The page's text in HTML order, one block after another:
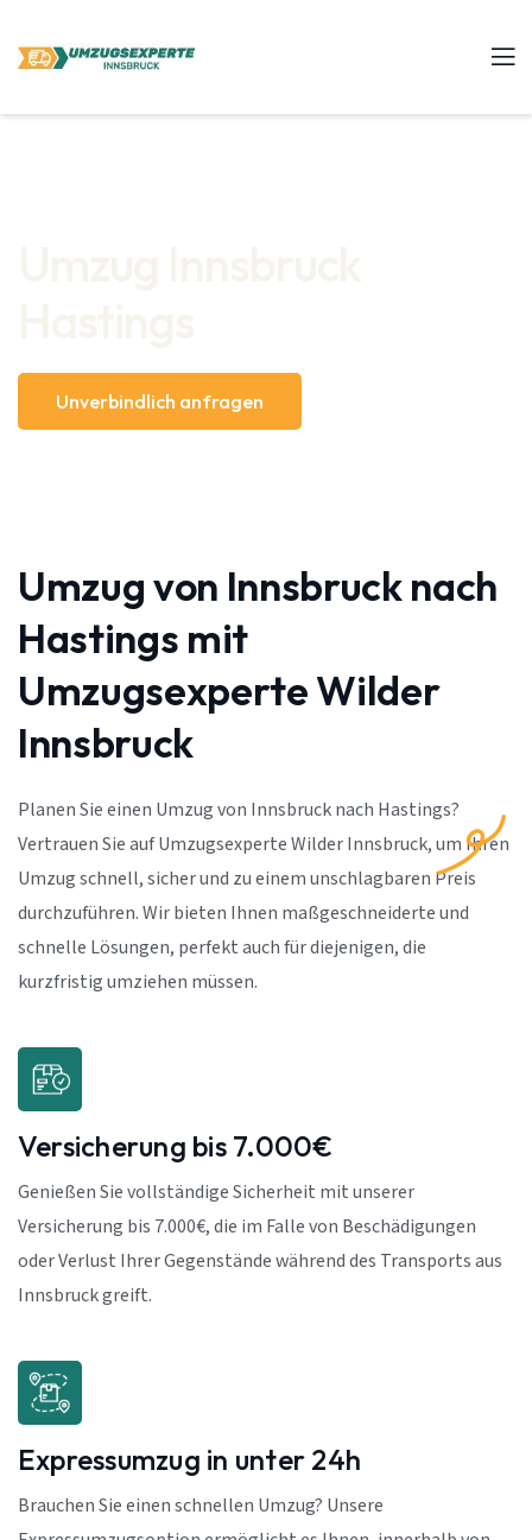
Unverbindlich anfragen
Umzug von Innsbruck nach
Hastings mit
Umzugsexperte Wilder
Innsbruck
Planen Sie einen Umzug von Innsbruck nach Hastings?
Vertrauen Sie auf Umzugsexperte Wilder Innsbruck, um Ihren
Umzug schnell, sicher und zu einem unschlagbaren Preis
durchzuführen. Wir bieten Ihnen maßgeschneiderte und
schnelle Lösungen, perfekt auch für diejenigen, die
kurzfristig umziehen müssen.
Versicherung bis 7.000€
Genießen Sie vollständige Sicherheit mit unserer
Versicherung bis 7.000€, die im Falle von Beschädigungen
oder Verlust Ihrer Gegenstände während des Transports aus
Innsbruck greift.
Expressumzug in unter 24h
Brauchen Sie einen schnellen Umzug? Unsere